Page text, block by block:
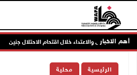
أهم الاخبار
بالرصاص والاعتداء خلال اقتحام الاحتلال جنين
الرئيسية محلية